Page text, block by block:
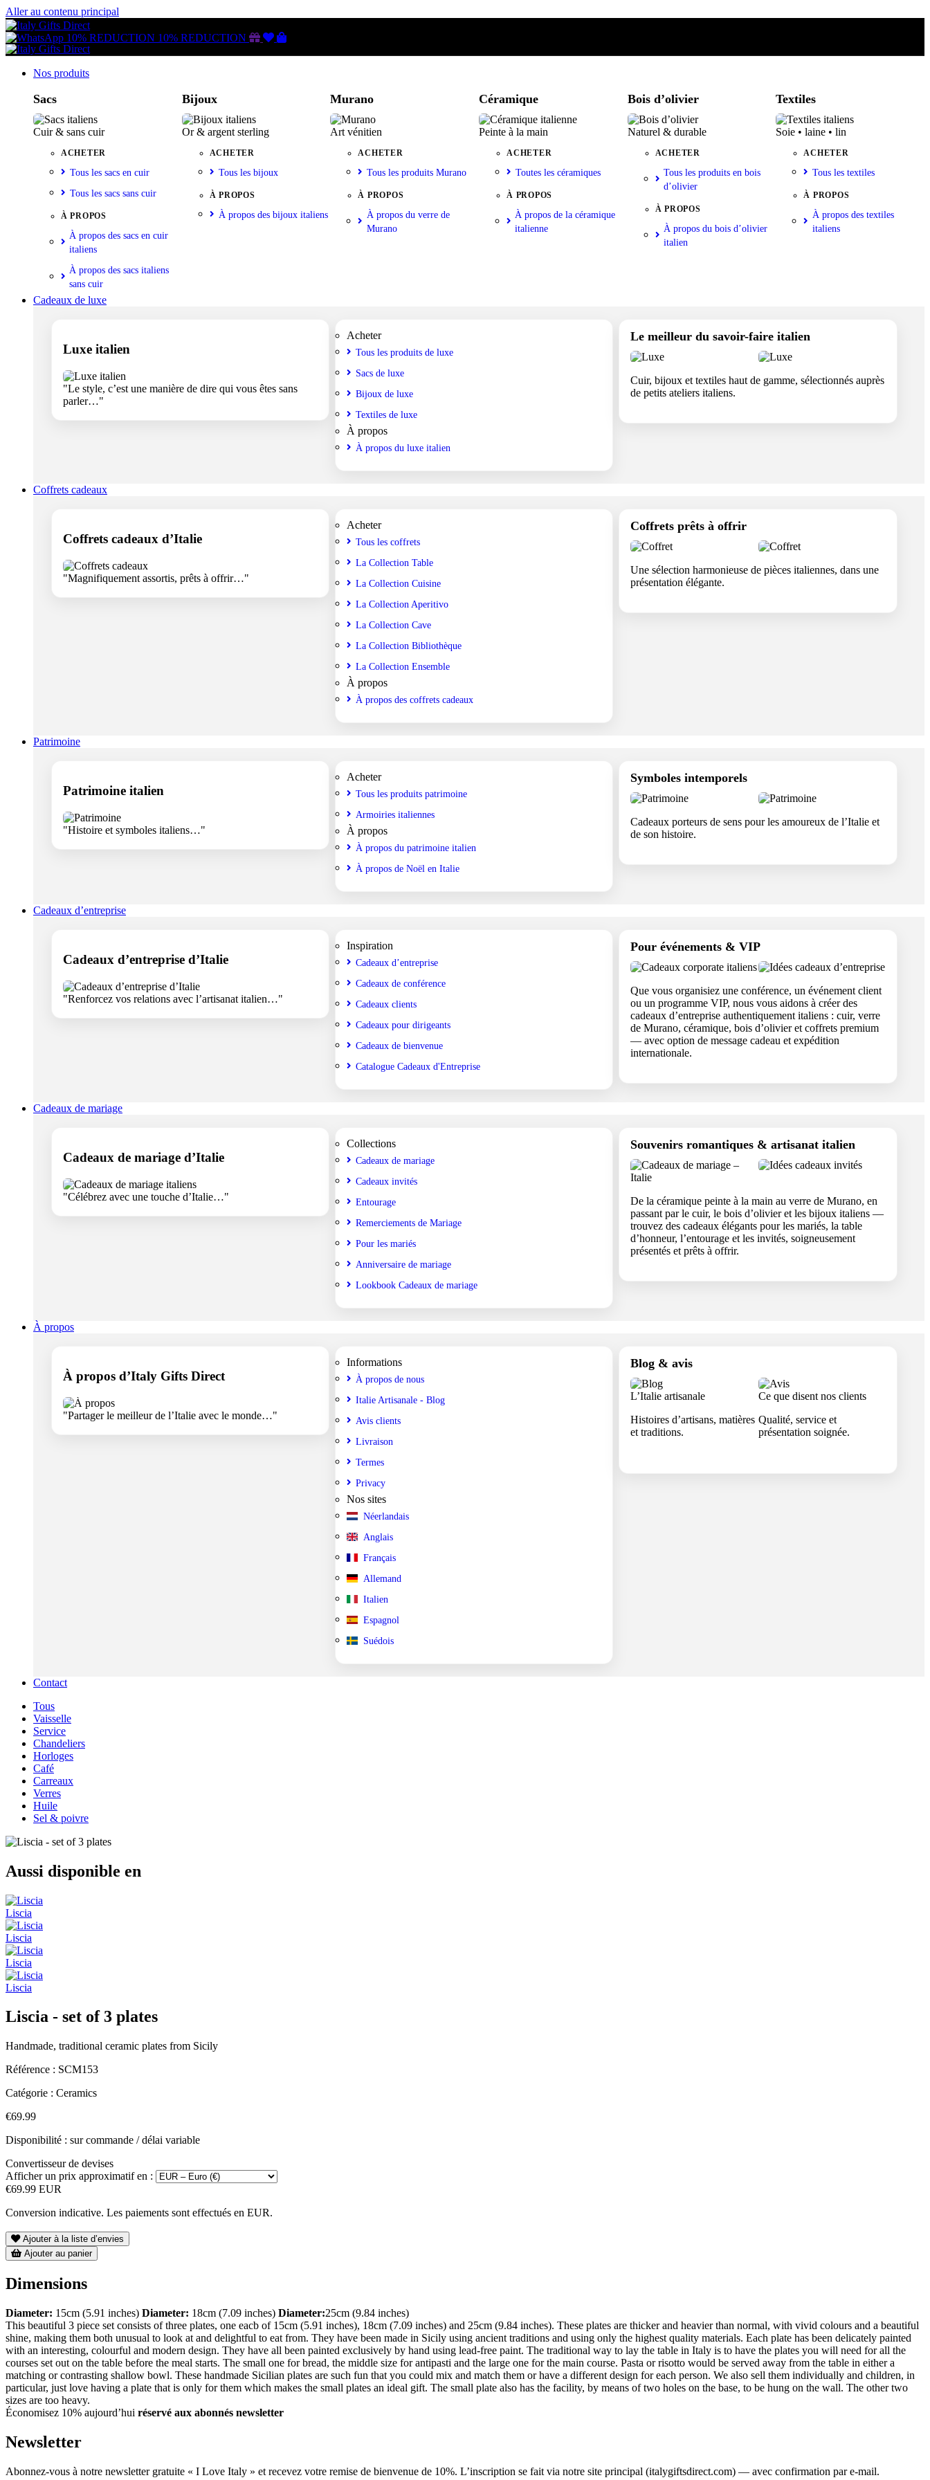
Aller au contenu principal
10% REDUCTION 10% REDUCTION Gutscheine
Wunschliste
Warenkorb
Nos produits
Sacs
Cuir & sans cuir
ACHETER
Tous les sacs en cuir
Tous les sacs sans cuir
À PROPOS
À propos des sacs en cuir
italiens
À propos des sacs italiens
sans cuir
Bijoux
Or & argent sterling
ACHETER
Tous les bijoux
À PROPOS
À propos des bijoux italiens
Murano
Art vénitien
ACHETER
Tous les produits Murano
À PROPOS
À propos du verre de
Murano
Céramique
Peinte à la main
ACHETER
Toutes les céramiques
À PROPOS
À propos de la céramique
italienne
Bois d’olivier
Naturel & durable
ACHETER
Tous les produits en bois
d’olivier
À PROPOS
À propos du bois d’olivier
italien
Textiles
Soie • laine • lin
ACHETER
Tous les textiles
À PROPOS
À propos des textiles
italiens
Cadeaux de luxe
Luxe italien
"Le style, c’est une manière de dire qui vous êtes sans
parler…"
Acheter
Tous les produits de luxe
Sacs de luxe
Bijoux de luxe
Textiles de luxe
À propos
À propos du luxe italien
Le meilleur du savoir-faire italien
Cuir, bijoux et textiles haut de gamme, sélectionnés auprès
de petits ateliers italiens.
Coffrets cadeaux
Coffrets cadeaux d’Italie
"Magnifiquement assortis, prêts à offrir…"
Acheter
Tous les coffrets
La Collection Table
La Collection Cuisine
La Collection Aperitivo
La Collection Cave
La Collection Bibliothèque
La Collection Ensemble
À propos
À propos des coffrets cadeaux
Coffrets prêts à offrir
Une sélection harmonieuse de pièces italiennes, dans une
présentation élégante.
Patrimoine
Patrimoine italien
"Histoire et symboles italiens…"
Acheter
Tous les produits patrimoine
Armoiries italiennes
À propos
À propos du patrimoine italien
À propos de Noël en Italie
Symboles intemporels
Cadeaux porteurs de sens pour les amoureux de l’Italie et
de son histoire.
Cadeaux d’entreprise
Cadeaux d’entreprise d’Italie
"Renforcez vos relations avec l’artisanat italien…"
Inspiration
Cadeaux d’entreprise
Cadeaux de conférence
Cadeaux clients
Cadeaux pour dirigeants
Cadeaux de bienvenue
Catalogue Cadeaux d'Entreprise
Pour événements & VIP
Que vous organisiez une conférence, un événement client
ou un programme VIP, nous vous aidons à créer des
cadeaux d’entreprise authentiquement italiens : cuir, verre
de Murano, céramique, bois d’olivier et coffrets premium
— avec option de message cadeau et expédition
internationale.
Cadeaux de mariage
Cadeaux de mariage d’Italie
"Célébrez avec une touche d’Italie…"
Collections
Cadeaux de mariage
Cadeaux invités
Entourage
Remerciements de Mariage
Pour les mariés
Anniversaire de mariage
Lookbook Cadeaux de mariage
Souvenirs romantiques & artisanat italien
De la céramique peinte à la main au verre de Murano, en
passant par le cuir, le bois d’olivier et les bijoux italiens —
trouvez des cadeaux élégants pour les mariés, la table
d’honneur, l’entourage et les invités, soigneusement
présentés et prêts à offrir.
À propos
À propos d’Italy Gifts Direct
"Partager le meilleur de l’Italie avec le monde…"
Informations
À propos de nous
Italie Artisanale - Blog
Avis clients
Livraison
Termes
Privacy
Nos sites
Néerlandais
Anglais
Français
Allemand
Italien
Espagnol
Suédois
Blog & avis
L’Italie artisanale
Histoires d’artisans, matières
et traditions.
Ce que disent nos clients
Qualité, service et
présentation soignée.
Contact
Tous
Vaisselle
Service
Chandeliers
Horloges
Café
Carreaux
Verres
Huile
Sel & poivre
Aussi disponible en
Liscia
Liscia
Liscia
Liscia
Liscia - set of 3 plates
Handmade, traditional ceramic plates from Sicily
Référence : SCM153
Catégorie : Ceramics
€69.99
Disponibilité : sur commande / délai variable
Convertisseur de devises
Afficher un prix approximatif en :
€69.99 EUR
Conversion indicative. Les paiements sont effectués en EUR.
Ajouter à la liste d’envies
Ajouter au panier
Dimensions
Diameter: 15cm (5.91 inches) Diameter: 18cm (7.09 inches) Diameter:25cm (9.84 inches)
This beautiful 3 piece set consists of three plates, one eacb of 15cm (5.91 inches), 18cm (7.09 inches) and 25cm (9.84 inches). These plates are thicker and heavier than normal, with vivid colours and a beautiful
shine, making them both unusual to look at and delightful to eat from. They have been made in Sicily using ancient traditions and using only the highest quality materials. Each plate has been delicately painted
with an interesting, colourful and modern design. They have all been painted exclusively by hand using lead-free paint. The traditional way to lay the table in Italy is to have the plates you will need for all the
courses set out on the table before the meal starts. The small one for bread, the middle size for antipasti and the large one for the main course. Pasta or risotto would be served away from the table in either a
matching or contrasting shallow bowl. These handmade Sicilian plates are such fun that you could mix and match them or have a different design for each person. We also sell them individually and children, in
particular, just love having a plate that is only for them which makes the small plates an ideal gift. The small plate also has the facility, by means of two holes on the base, to be hung on the wall. The other two
sizes are too heavy.
Économisez 10% aujourd’hui réservé aux abonnés newsletter
Newsletter
Abonnez-vous à notre newsletter gratuite « I Love Italy » et recevez votre remise de bienvenue de 10%. L’inscription se fait via notre site principal (italygiftsdirect.com) — avec confirmation par e-mail.